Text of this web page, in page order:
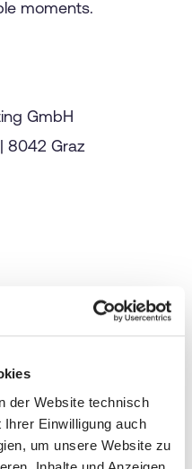
der Website technisch
Einwilligung auch
um unsere Website zu
moments.
GmbH
8042 Graz
person in
- 31.10.2026
a 3* hotel